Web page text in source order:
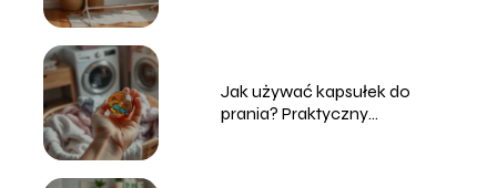
Jak używać kapsułek do
prania? Praktyczny